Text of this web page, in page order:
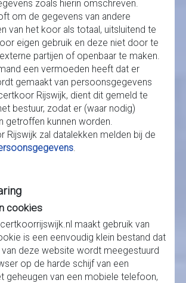
zoals hierin omschreven.
om de gegevens van andere
van het koor als totaal, uitsluitend te
eigen gebruik en deze niet door te
partijen of openbaar te maken.
een vermoeden heeft dat er
gemaakt van persoonsgegevens
Rijswijk, dient dit gemeld te
bestuur, zodat er (waar nodig)
getroffen kunnen worden.
Rijswijk zal datalekken melden bij de
.
cookies
maakt gebruik van
is een eenvoudig klein bestand dat
van deze website wordt meegestuurd
op de harde schijf van een
geheugen van een mobiele telefoon,